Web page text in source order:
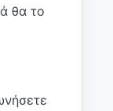
θα το